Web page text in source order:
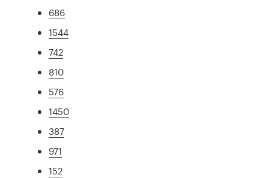
686
1544
742
810
576
1450
387
971
152